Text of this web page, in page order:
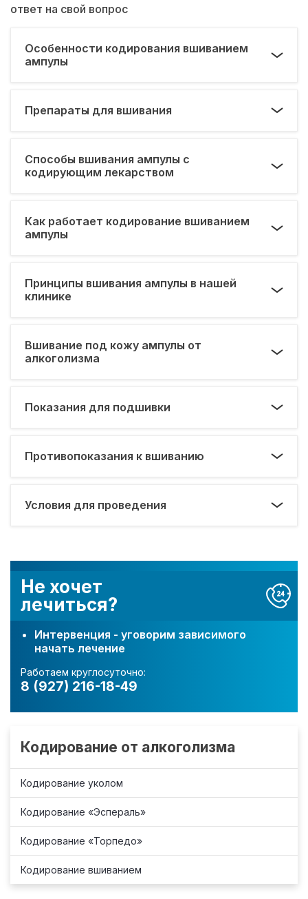
Не хочет
лечиться?
Интервенция - уговорим зависимого
начать лечение
Работаем круглосуточно:
8 (927) 216-18-49
Кодирование от алкоголизма
Кодирование уколом
Кодирование «Эспераль»
Кодирование «Торпедо»
Кодирование вшиванием
ответ на свой вопрос
Особенности кодирования вшиванием
ампулы
Препараты для вшивания
Способы вшивания ампулы с
кодирующим лекарством
Как работает кодирование вшиванием
ампулы
Принципы вшивания ампулы в нашей
клинике
Вшивание под кожу ампулы от
алкоголизма
Показания для подшивки
Противопоказания к вшиванию
Условия для проведения